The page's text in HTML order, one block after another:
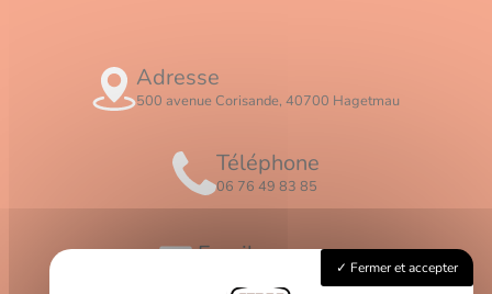
Adresse
500 avenue Corisande, 40700 Hagetmau
Téléphone
06 76 49 83 85
Email
contact@logis-ceros.fr Fermer et accepter